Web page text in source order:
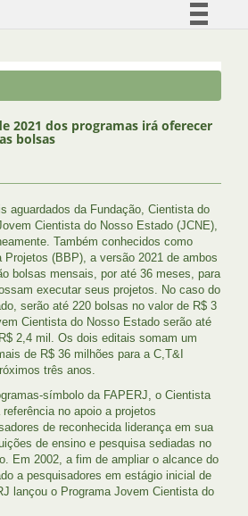
Comunica BR
Acesso à informação
2021 dos programas irá oferecer
bolsas
aguardados da Fundação, Cientista do
Cientista do Nosso Estado (JCNE),
Também conhecidos como
Projetos (BBP), a versão 2021 de ambos
bolsas mensais, por até 36 meses, para
executar seus projetos. No caso do
serão até 220 bolsas no valor de R$ 3
Cientista do Nosso Estado serão até
2,4 mil. Os dois editais somam um
de R$ 36 milhões para a C,T&I
três anos.
símbolo da FAPERJ, o Cientista
no apoio a projetos
de reconhecida liderança em sua
de ensino e pesquisa sediadas no
Em 2002, a fim de ampliar o alcance do
a pesquisadores em estágio inicial de
lançou o Programa Jovem Cientista do